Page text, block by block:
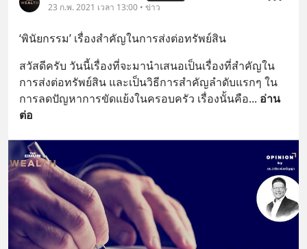
23 ก.พ. 2021 เวลา 13:00 • ข่าว
‘พินัยกรรม’ เรื่องสำคัญในการส่งต่อทรัพย์สิน
สวัสดีครับ วันนี้เรื่องที่จะมานำเสนอเป็นเรื่องที่สำคัญใน
การส่งต่อทรัพย์สิน และเป็นวิธีการสำคัญลำดับแรกๆ ใน
การลดปัญหาการขัดแย้งในครอบครัว เรื่องนั้นคือ... อ่าน
ต่อ